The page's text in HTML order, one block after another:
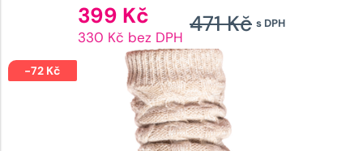
s DPH
471Kč
399 Kč cena
je:
399 Kč.
330 Kč bez DPH
-72 Kč